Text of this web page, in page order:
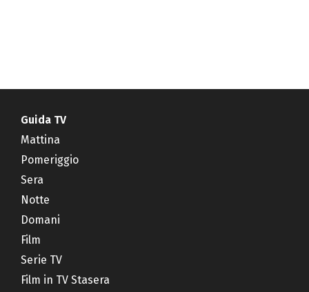
Guida TV
Mattina
Pomeriggio
Sera
Notte
Domani
Film
Serie TV
Film in TV Stasera